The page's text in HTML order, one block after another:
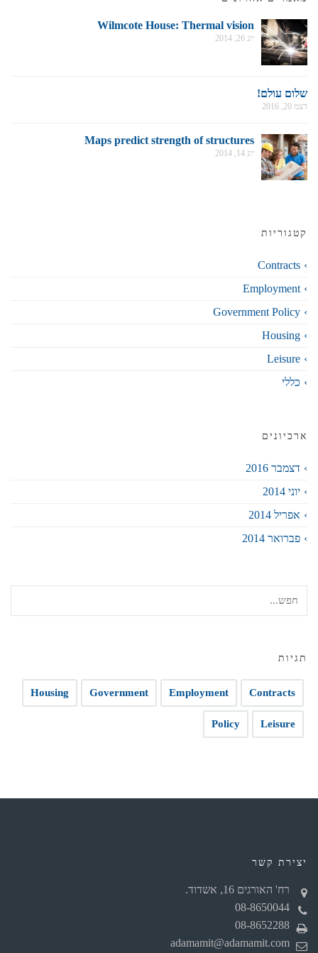
Wilmcote House: Thermal vision
יונ 26, 2014
שלום עולם!
דצמ 20, 2016
Maps predict strength of structures
יונ 14, 2014
קטגוריות
Contracts
Employment
Government Policy
Housing
Leisure
כללי
ארכיונים
דצמבר 2016
יוני 2014
אפריל 2014
פברואר 2014
תגיות
Contracts
Employment
Government
Housing
Leisure
Policy
יצירת קשר
רח' האורגים 16, אשדוד.
08-8650044
08-8652288
adamamit@adamamit.com